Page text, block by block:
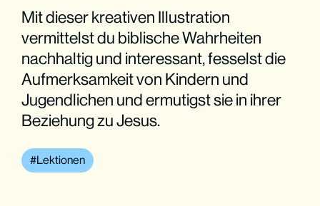
Mit dieser kreativen Illustration
vermittelst du biblische Wahrheiten
nachhaltig und interessant, fesselst die
Aufmerksamkeit von Kindern und
Jugendlichen und ermutigst sie in ihrer
Beziehung zu Jesus.
Lektionen